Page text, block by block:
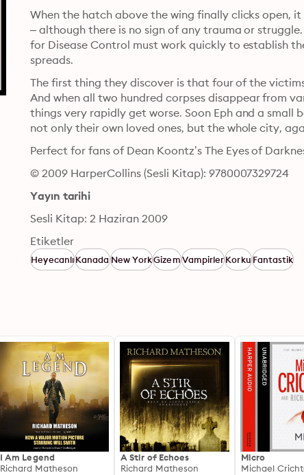
When the hatch above the wing finally clicks open,
– although there is no sign of any trauma or
for Disease Control must work quickly to establish
spreads.
The first thing they discover is that four of the
And when all two hundred corpses disappear from
things very rapidly get worse. Soon Eph and a
not only their own loved ones, but the whole city,
Perfect for fans of Dean Koontz’s The Eyes of
© 2009 HarperCollins (Sesli Kitap): 9780007329724
Yayın tarihi
Sesli Kitap: 2 Haziran 2009
Etiketler
HeyecanlıKanadaNew YorkGizemVampirlerKorkuFantastik
I Am Legend
Richard Matheson
A Stir of Echoes
Richard Matheson
Micro